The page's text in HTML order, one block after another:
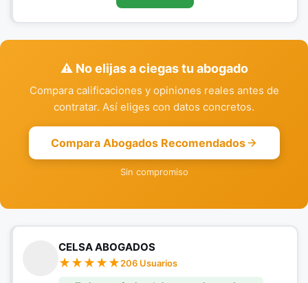
⚠️ No elijas a ciegas tu abogado
Compara calificaciones y opiniones reales antes de
contratar. Así eliges con datos concretos.
Compara Abogados Recomendados
Sin compromiso
CELSA ABOGADOS
206 Usuarios